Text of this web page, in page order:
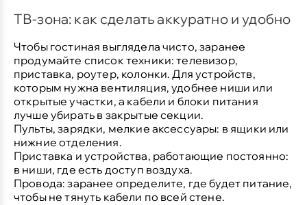
ТВ-зона: как сделать аккуратно и удобно
Чтобы гостиная выглядела чисто, заранее
продумайте список техники: телевизор,
приставка, роутер, колонки. Для устройств,
которым нужна вентиляция, удобнее ниши или
открытые участки, а кабели и блоки питания
лучше убирать в закрытые секции.
Пульты, зарядки, мелкие аксессуары: в ящики или
нижние отделения.
Приставка и устройства, работающие постоянно:
в ниши, где есть доступ воздуха.
Провода: заранее определите, где будет питание,
чтобы не тянуть кабели по всей стене.